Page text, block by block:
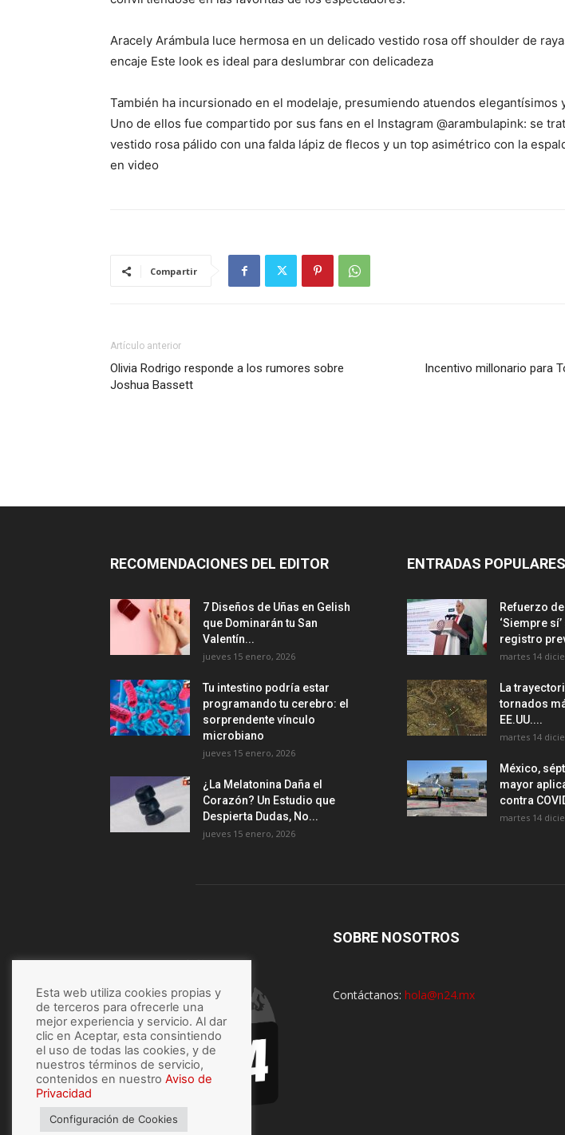
Aracely Arámbula luce hermosa en un delicado vestido rosa off shoulder de
encaje Este look es ideal para deslumbrar con delicadeza
También ha incursionado en el modelaje, presumiendo atuendos elegantísimos
Uno de ellos fue compartido por sus fans en el Instagram @arambulapink: se
vestido rosa pálido con una falda lápiz de flecos y un top asimétrico con la
en video
Compartir
Artículo anterior
Olivia Rodrigo responde a los rumores sobre
Joshua Bassett
Incentivo millonario para
RECOMENDACIONES DEL EDITOR
7 Diseños de Uñas en Gelish
que Dominarán tu San
Valentín...
jueves 15 enero, 2026
Tu intestino podría estar
programando tu cerebro: el
sorprendente vínculo
microbiano
jueves 15 enero, 2026
¿La Melatonina Daña el
Corazón? Un Estudio que
Despierta Dudas, No...
jueves 15 enero, 2026
ENTRADAS POPULARES
Refuerzo de
‘Siempre
registro
martes 14
La
tornados
EE.UU....
martes 14
México,
mayor
contra
martes 14
SOBRE NOSOTROS
Contáctanos: hola@n24.mx
Esta web utiliza cookies propias y
de terceros para ofrecerle una
mejor experiencia y servicio. Al dar
clic en Aceptar, esta consintiendo
el uso de todas las cookies, y de
nuestros términos de servicio,
contenidos en nuestro Aviso de
Privacidad
Configuración de Cookies